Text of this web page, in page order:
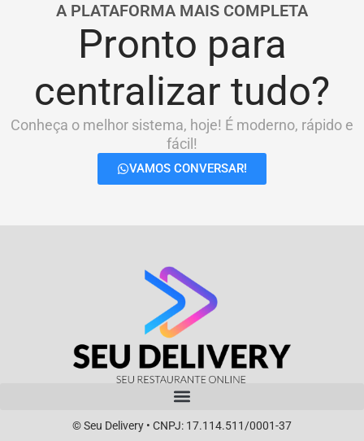
A PLATAFORMA MAIS COMPLETA
Pronto para
centralizar tudo?
Conheça o melhor sistema, hoje! É moderno, rápido e
fácil!
VAMOS CONVERSAR!
© Seu Delivery • CNPJ: 17.114.511/0001-37